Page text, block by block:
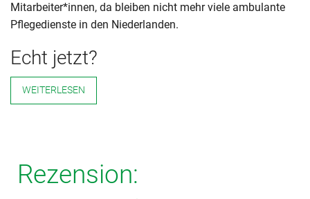
Mitarbeiter*innen, da bleiben nicht mehr viele ambulante
Pflegedienste in den Niederlanden.
Echt jetzt?
WEITERLESEN
Rezension: